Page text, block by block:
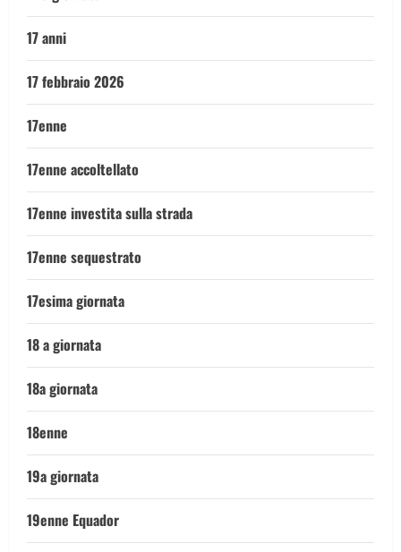
17 anni
17 febbraio 2026
17enne
17enne accoltellato
17enne investita sulla strada
17enne sequestrato
17esima giornata
18 a giornata
18a giornata
18enne
19a giornata
19enne Equador